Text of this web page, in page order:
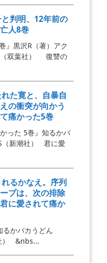
判明、12年前の
人8巻
』黒沢R（著）アク
（双葉社） 復讐の
た寛と、自暴自
の衝突が向かう
痛かった5巻
った 5巻』知るかバ
（新潮社） 君に愛
るかなえ。序列
プは、次の排除
に愛されて痛か
るかバカうどん
） &nbs...